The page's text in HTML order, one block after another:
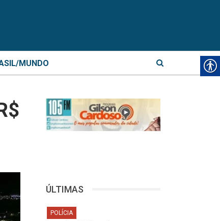
MUNDO
ÚLTIMAS
POLÍCIA